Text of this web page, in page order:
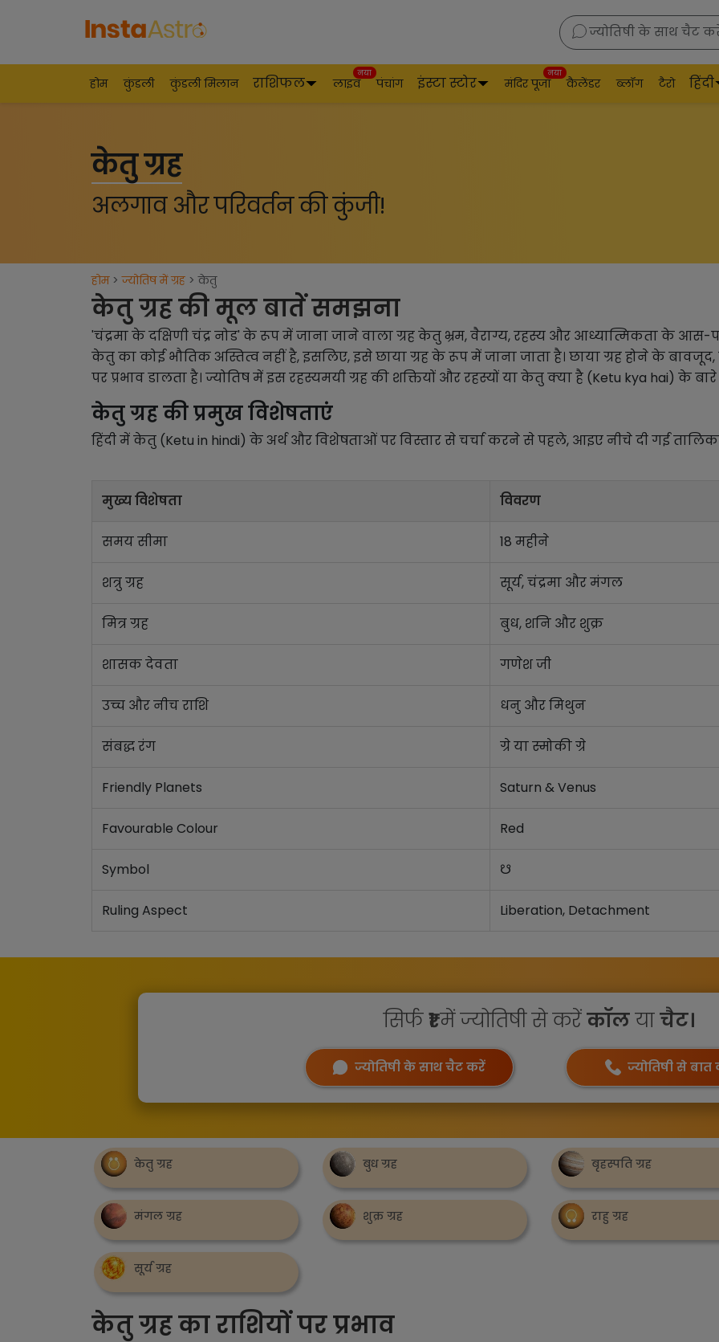
ज्योतिषी के साथ चैट
होम कुंडली कुंडली मिलान राशिफल लाइव
नया
पंचांग इंस्टा स्टोर मंदिर पूजा
नया
कैलेंडर ब्लॉग टैरो हिंदी
केतु ग्रह
अलगाव और परिवर्तन की कुंजी!
होम>ज्योतिष में ग्रह > केतु
केतु ग्रह की मूल बातें समझना
'चंद्रमा के दक्षिणी चंद्र नोड' के रूप में जाना जाने वाला ग्रह केतु भ्रम, वैराग्य, रहस्य और आध्यात्मिकता के आस-
केतु का कोई भौतिक अस्तित्व नहीं है, इसलिए, इसे छाया ग्रह के रूप में जाना जाता है। छाया ग्रह होने के
पर प्रभाव डालता है। ज्योतिष में इस रहस्यमयी ग्रह की शक्तियों और रहस्यों या केतु क्या है (Ketu kya hai)
केतु ग्रह की प्रमुख विशेषताएं
हिंदी में केतु (Ketu in hindi) के अर्थ और विशेषताओं पर विस्तार से चर्चा करने से पहले, आइए नीचे दी गई
मुख्य विशेषता विवरण
समय सीमा 18 महीने
शत्रु ग्रह सूर्य, चंद्रमा और मंगल
मित्र ग्रह बुध, शनि और शुक्र
शासक देवता गणेश जी
उच्च और नीच राशि धनु और मिथुन
संबद्ध रंग ग्रे या स्मोकी ग्रे
Friendly Planets Saturn & Venus
Favourable Colour Red
Symbol ☋
Ruling Aspect Liberation, Detachment
सिर्फ₹1में ज्योतिषी से करेंकॉलयाचैट।
ज्योतिषी के साथ चैट करें ज्योतिषी से बात
केतु ग्रह बुध ग्रह बृहस्पति ग्रह
मंगल ग्रह शुक्र ग्रह राहु ग्रह
सूर्य ग्रह
केतु ग्रह का राशियों पर प्रभाव